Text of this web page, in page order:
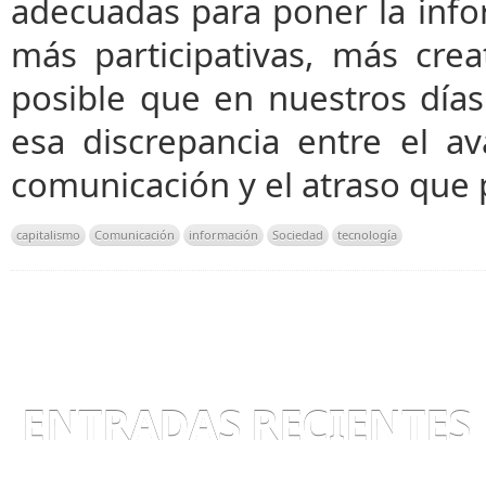
adecuadas para poner la
más participativas, más
posible que en nuestros
esa discrepancia entre el
comunicación y el atraso
capitalismo Comunicación información Sociedad tecnología
ENTRADAS RECIENTES